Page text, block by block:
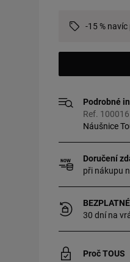
-15 %
Podrobné
Ref.
Náušnice
Doručení
při nákupu
30 dní na
Proč TOUS